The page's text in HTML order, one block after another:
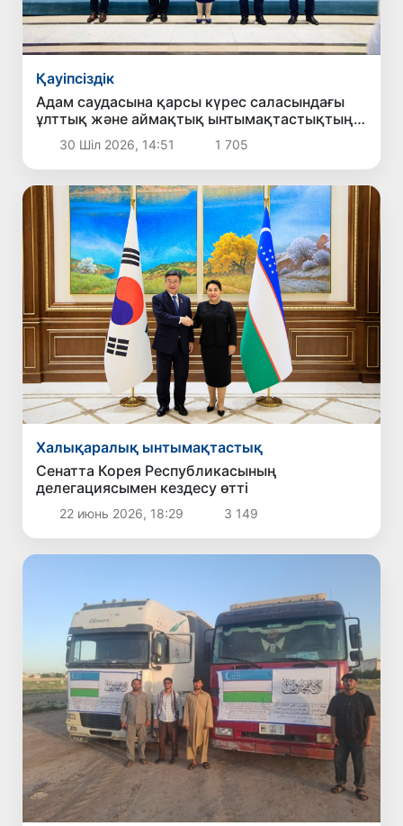
Қауіпсіздік
Адам саудасына қарсы күрес саласындағы
ұлттық және аймақтық ынтымақтастықтың
жаңа басым бағыттары белгіленді
30 Шіл 2026, 14:51 1 705
Халықаралық ынтымақтастық
Сенатта Корея Республикасының
делегациясымен кездесу өтті
22 июнь 2026, 18:29 3 149